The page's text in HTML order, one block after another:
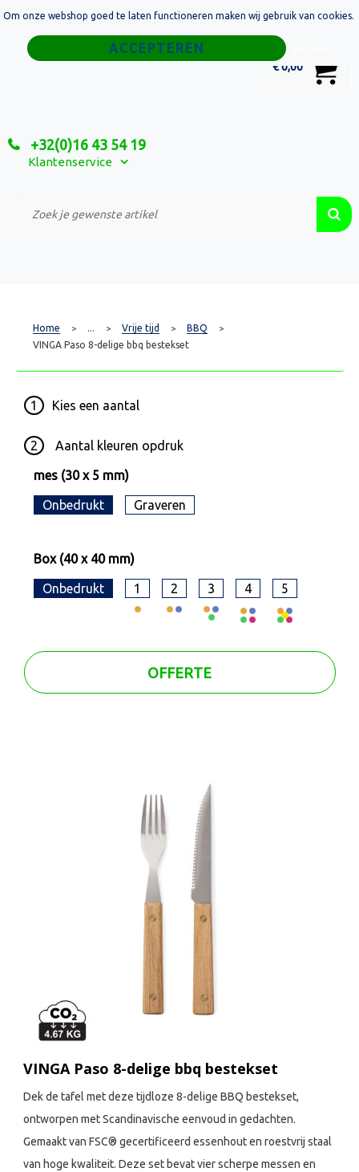
€ 0,00
+32(0)16 43 54 19
Klantenservice
Home
Relatiegeschenken
Custom Made Projecten
Home > ... > Vrije tijd > BBQ >
VINGA Paso 8-delige bbq bestekset
1 Kies een aantal
2 Aantal kleuren opdruk
mes (30 x 5 mm)
Onbedrukt Graveren
Box (40 x 40 mm)
Onbedrukt 1 2 3 4 5
OFFERTE
VINGA Paso 8-delige bbq bestekset
Dek de tafel met deze tijdloze 8-delige BBQ bestekset,
ontworpen met Scandinavische eenvoud in gedachten.
Gemaakt van FSC® gecertificeerd essenhout en roestvrij staal
van hoge kwaliteit. Deze set bevat vier scherpe messen en
Om onze webshop goed te laten functioneren maken wij gebruik van cookies.